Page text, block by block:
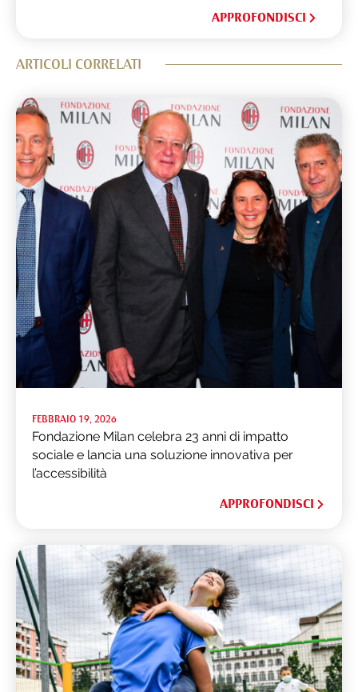
APPROFONDISCI
ARTICOLI CORRELATI
FEBBRAIO 19, 2026
Fondazione Milan celebra 23 anni di impatto
sociale e lancia una soluzione innovativa per
l’accessibilità
APPROFONDISCI